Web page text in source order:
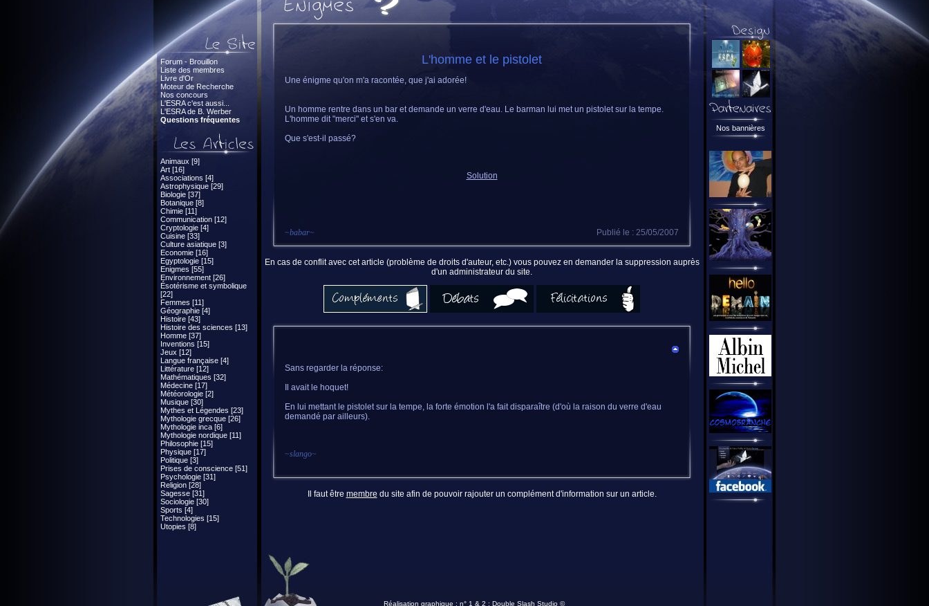
Forum - Brouillon
Liste des membres
Livre d'Or
Moteur de Recherche
Nos concours
L'ESRA c'est aussi...
L'ESRA de B. Werber
Questions fréquentes
Animaux [9]
Art [16]
Associations [4]
Astrophysique [29]
Biologie [37]
Botanique [8]
Chimie [11]
Communication [12]
Cryptologie [4]
Cuisine [33]
Culture asiatique [3]
Economie [16]
Egyptologie [15]
Enigmes [55]
Environnement [26]
Ésotérisme et symbolique
[22]
Femmes [11]
Géographie [4]
Histoire [43]
Histoire des sciences [13]
Homme [37]
Inventions [15]
Jeux [12]
Langue française [4]
Littérature [12]
Mathématiques [32]
Médecine [17]
Météorologie [2]
Musique [30]
Mythes et Légendes [23]
Mythologie grecque [26]
Mythologie inca [6]
Mythologie nordique [11]
Philosophie [15]
Physique [17]
Politique [3]
Prises de conscience [51]
Psychologie [31]
Religion [28]
Sagesse [31]
Sociologie [30]
Sports [4]
Technologies [15]
Utopies [8]
L'homme et le pistolet
Une énigme qu'on m'a racontée, que j'ai adorée!
Un homme rentre dans un bar et demande un verre d'eau. Le barman lui met un pistolet sur la tempe.
L'homme dit "merci" et s'en va.
Que s'est-il passé?
Solution
~babar~ Publié le : 25/05/2007
En cas de conflit avec cet article (problème de droits d'auteur, etc.) vous pouvez en demander la suppression auprès
d'un administrateur du site.
Sans regarder la réponse:
Il avait le hoquet!
En lui mettant le pistolet sur la tempe, la forte émotion l'a fait disparaître (d'où la raison du verre d'eau
demandé par ailleurs).
~slango~
Il faut être membre du site afin de pouvoir rajouter un complément d'information sur un article.
Nos bannières
Réalisation graphique : n° 1 & 2 : Double Slash Studio ©